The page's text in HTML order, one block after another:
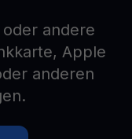
oder andere
Apple
anderen